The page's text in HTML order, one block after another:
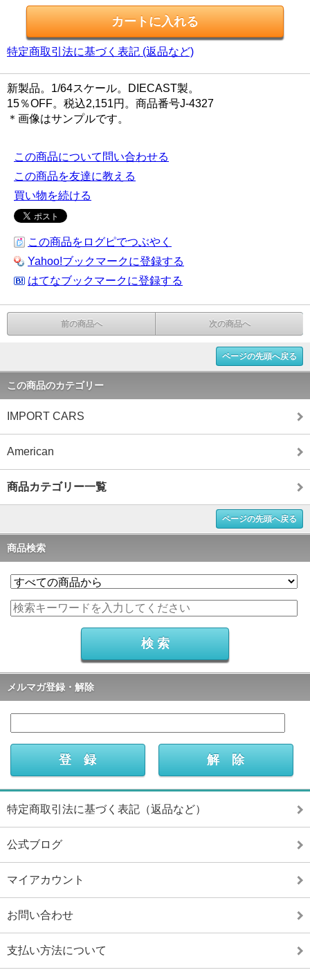
特定商取引法に基づく表記 (返品など)
新製品。1/64スケール。DIECAST製。
15％OFF。税込2,151円。商品番号J-4327
＊画像はサンプルです。
この商品について問い合わせる
この商品を友達に教える
買い物を続ける
この商品をログピでつぶやく
Yahoo!ブックマークに登録する
はてなブックマークに登録する
前の商品へ 次の商品へ
ページの先頭へ戻る
この商品のカテゴリー
IMPORT CARS
American
商品カテゴリー一覧
ページの先頭へ戻る
商品検索
メルマガ登録・解除
特定商取引法に基づく表記（返品など）
公式ブログ
マイアカウント
お問い合わせ
支払い方法について